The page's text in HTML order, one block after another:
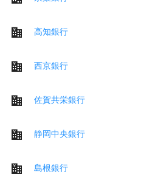
高知銀行
西京銀行
佐賀共栄銀行
静岡中央銀行
島根銀行